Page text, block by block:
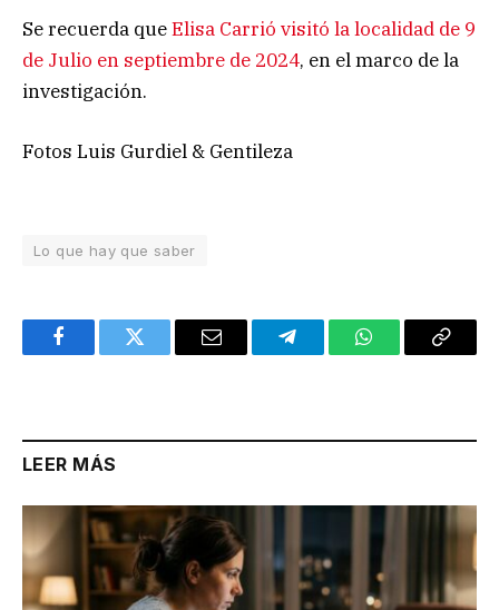
Se recuerda queElisa Carrió visitó la localidad de 9
de Julio en septiembre de 2024, en el marco de la
investigación.
Fotos Luis Gurdiel & Gentileza
Lo que hay que saber
FacebookTwitter Email TelegramWhatsAppCopy
LEER MÁS